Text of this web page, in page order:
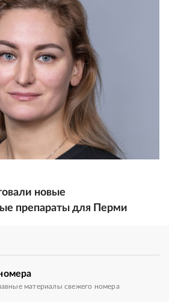
новые
препараты для Перми
материалы свежего номера